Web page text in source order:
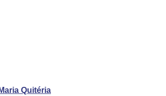
Quitéria